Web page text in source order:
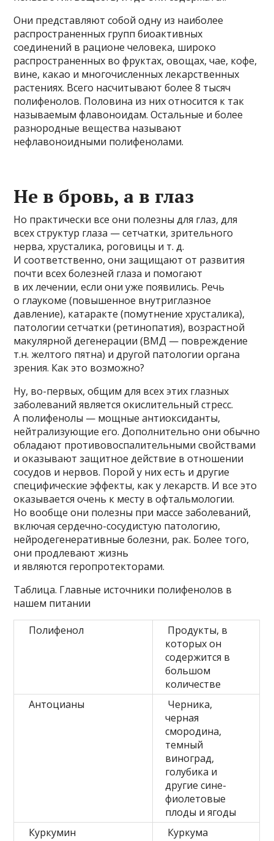
Они представляют собой одну из наиболее
распространенных групп биоактивных
соединений в рационе человека, широко
распространенных во фруктах, овощах, чае, кофе,
вине, какао и многочисленных лекарственных
растениях. Всего насчитывают более 8 тысяч
полифенолов. Половина из них относится к так
называемым флавоноидам. Остальные и более
разнородные вещества называют
нефлавоноидными полифенолами.
Не в бровь, а в глаз
Но практически все они полезны для глаз, для
всех структур глаза — сетчатки, зрительного
нерва, хрусталика, роговицы и т. д.
И соответственно, они защищают от развития
почти всех болезней глаза и помогают
в их лечении, если они уже появились. Речь
о глаукоме (повышенное внутриглазное
давление), катаракте (помутнение хрусталика),
патологии сетчатки (ретинопатия), возрастной
макулярной дегенерации (ВМД — повреждение
т.н. желтого пятна) и другой патологии органа
зрения. Как это возможно?
Ну, во-первых, общим для всех этих глазных
заболеваний является окислительный стресс.
А полифенолы — мощные антиоксиданты,
нейтрализующие его. Дополнительно они обычно
обладают противовоспалительными свойствами
и оказывают защитное действие в отношении
сосудов и нервов. Порой у них есть и другие
специфические эффекты, как у лекарств. И все это
оказывается очень к месту в офтальмологии.
Но вообще они полезны при массе заболеваний,
включая сердечно-сосудистую патологию,
нейродегенеративные болезни, рак. Более того,
они продлевают жизнь
и являются геропротекторами.
Таблица. Главные источники полифенолов в
нашем питании
Полифенол
Продукты, в
которых он
содержится в
большом
количестве
Антоцианы
Черника,
черная
смородина,
темный
виноград,
голубика и
другие сине-
фиолетовые
плоды и ягоды
Куркумин
Куркума